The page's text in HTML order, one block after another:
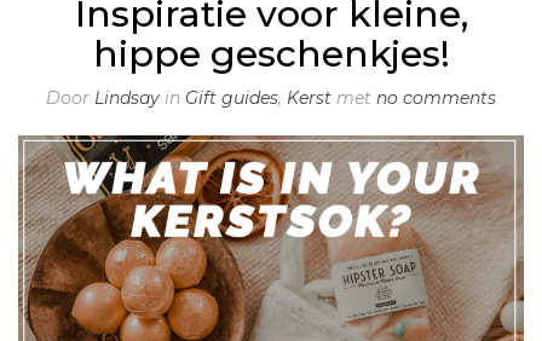
Inspiratie voor kleine,
hippe geschenkjes!
Door Lindsay in Gift guides, Kerst met no comments